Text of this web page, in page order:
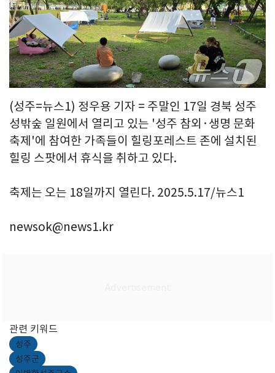
(성주=뉴스1) 정우용 기자 = 주말인 17일 경북 성주
성밖숲 일원에서 열리고 있는 '성주 참외·생명 문화
축제'에 참여한 가족들이 힐링포레스트 존에 설치된
힐링 스팟에서 휴식을 취하고 있다.
축제는 오는 18일까지 열린다. 2025.5.17/뉴스1
newsok@news1.kr
관련 키워드
성주
성주군